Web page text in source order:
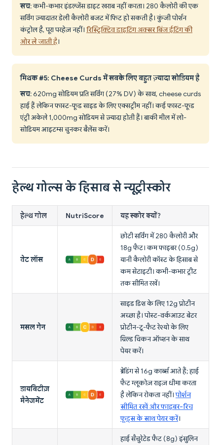
सच: कभी-कभार इंडल्जेंस डाइट खराब नहीं करता। 280 कैलोरी की एक
सर्विंग ज़्यादातर डेली कैलोरी बजट में फिट हो सकती है। कुंजी पोर्शन
कंट्रोल है, पूरा परहेज़ नहीं। रिस्ट्रिक्टिव डाइटिंग अक्सर बिंज ईटिंग की
ओर ले जाती है।
मिथक #5: Cheese Curds में सबके लिए बहुत ज़्यादा सोडियम है
सच: 620mg सोडियम प्रति सर्विंग (27% DV) के साथ, cheese curds
हाई हैं लेकिन फास्ट-फूड साइड के लिए एक्सट्रीम नहीं। कई फास्ट-फूड
एंट्री अकेले 1,000mg सोडियम से ज़्यादा होती हैं। बाकी मील में लो-
सोडियम आइटम्स चुनकर बैलेंस करें।
हेल्थ गोल्स के हिसाब से न्यूट्रीस्कोर
हेल्थ गोल NutriScore यह स्कोर क्यों?
वेट लॉस
छोटी सर्विंग में 280 कैलोरी और
18g फैट। कम फाइबर (0.5g)
यानी कैलोरी कॉस्ट के हिसाब से
कम सेटाइटी। कभी-कभार ट्रीट
तक सीमित रखें।
मसल गेन
साइड डिश के लिए 12g प्रोटीन
अच्छा है। पोस्ट-वर्कआउट बेटर
प्रोटीन-टू-फैट रेश्यो के लिए
ग्रिल्ड चिकन ऑप्शन के साथ
पेयर करें।
डायबिटीज़
मैनेजमेंट
ब्रेडिंग से 16g कार्ब्स आते हैं; हाई
फैट ग्लूकोज़ राइज़ धीमा करता
है लेकिन रोकता नहीं।पोर्शन
सीमित रखें और फाइबर-रिच
फूड्स के साथ पेयर करें।
हाई सैचुरेटेड फैट (8g) इंसुलिन